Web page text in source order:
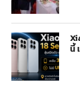
นี้